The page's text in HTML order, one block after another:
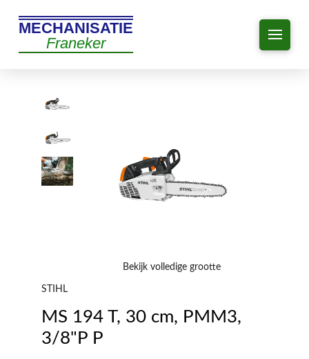
MECHANISATIE
Franeker
Bekijk volledige grootte
STIHL
MS 194 T, 30 cm, PMM3,
3/8"P P